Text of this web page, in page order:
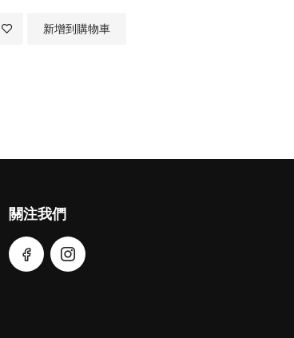
新增到購物車
加
望
單關注我們